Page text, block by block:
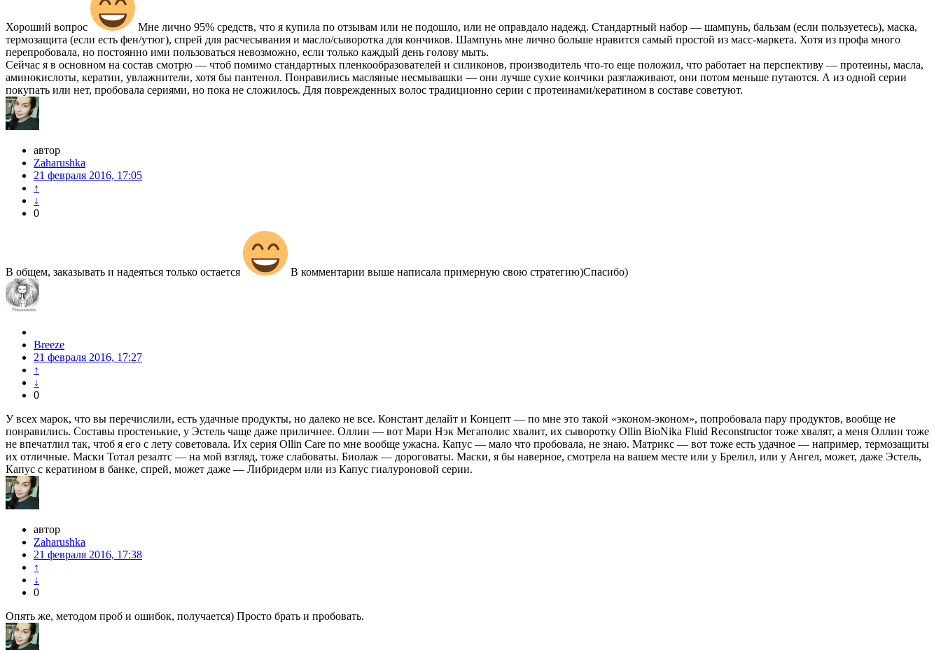
Хороший вопрос
Мне лично 95% средств, что я купила по отзывам или не подошло, или не оправдало надежд. Стандартный набор — шампунь, бальзам (если пользуетесь), маска,
термозащита (если есть фен/утюг), спрей для расчесывания и масло/сыворотка для кончиков. Шампунь мне лично больше нравится самый простой из масс-маркета. Хотя из профа много
перепробовала, но постоянно ими пользоваться невозможно, если только каждый день голову мыть.
Сейчас я в основном на состав смотрю — чтоб помимо стандартных пленкообразователей и силиконов, производитель что-то еще положил, что работает на перспективу — протеины, масла,
аминокислоты, кератин, увлажнители, хотя бы пантенол. Понравились масляные несмывашки — они лучше сухие кончики разглаживают, они потом меньше путаются. А из одной серии
покупать или нет, пробовала сериями, но пока не сложилось. Для поврежденных волос традиционно серии с протеинами/кератином в составе советуют.
автор
Zaharushka
21 февраля 2016, 17:05
↑
↓
0
В общем, заказывать и надеяться только остается В комментарии выше написала примерную свою стратегию)Спасибо)
Breeze
21 февраля 2016, 17:27
↑
↓
0
У всех марок, что вы перечислили, есть удачные продукты, но далеко не все. Констант делайт и Концепт — по мне это такой «эконом-эконом», попробовала пару продуктов, вообще не
понравились. Составы простенькие, у Эстель чаще даже приличнее. Оллин — вот Мари Нэк Мегаполис хвалит, их сыворотку Ollin BioNika Fluid Reconstructor тоже хвалят, а меня Оллин тоже
не впечатлил так, чтоб я его с лету советовала. Их серия Ollin Care по мне вообще ужасна. Капус — мало что пробовала, не знаю. Матрикс — вот тоже есть удачное — например, термозащиты
их отличные. Маски Тотал резалтс — на мой взгляд, тоже слабоваты. Биолаж — дороговаты. Маски, я бы наверное, смотрела на вашем месте или у Брелил, или у Ангел, может, даже Эстель,
Капус с кератином в банке, спрей, может даже — Либридерм или из Капус гиалуроновой серии.
автор
Zaharushka
21 февраля 2016, 17:38
↑
↓
0
Опять же, методом проб и ошибок, получается) Просто брать и пробовать.